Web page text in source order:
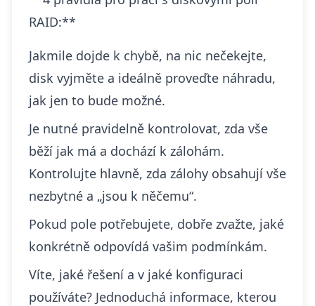
RAID:**
Jakmile dojde k chybě, na nic nečekejte,
disk vyjměte a ideálně proveďte náhradu,
jak jen to bude možné.
Je nutné pravidelně kontrolovat, zda vše
běží jak má a dochází k zálohám.
Kontrolujte hlavně, zda zálohy obsahují vše
nezbytné a „jsou k něčemu“.
Pokud pole potřebujete, dobře zvažte, jaké
konkrétně odpovídá vašim podmínkám.
Víte, jaké řešení a v jaké konfiguraci
používáte? Jednoduchá informace, kterou